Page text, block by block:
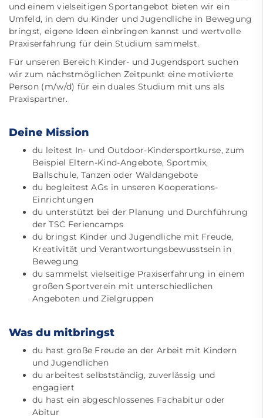
und einem vielseitigen Sportangebot bieten wir ein
Umfeld, in dem du Kinder und Jugendliche in Bewegung
bringst, eigene Ideen einbringen kannst und wertvolle
Praxiserfahrung für dein Studium sammelst.
Für unseren Bereich Kinder- und Jugendsport suchen
wir zum nächstmöglichen Zeitpunkt eine motivierte
Person (m/w/d) für ein duales Studium mit uns als
Praxispartner.
Deine Mission
du leitest In- und Outdoor-Kindersportkurse, zum
Beispiel Eltern-Kind-Angebote, Sportmix,
Ballschule, Tanzen oder Waldangebote
du begleitest AGs in unseren Kooperations-
Einrichtungen
du unterstützt bei der Planung und Durchführung
der TSC Feriencamps
du bringst Kinder und Jugendliche mit Freude,
Kreativität und Verantwortungsbewusstsein in
Bewegung
du sammelst vielseitige Praxiserfahrung in einem
großen Sportverein mit unterschiedlichen
Angeboten und Zielgruppen
Was du mitbringst
du hast große Freude an der Arbeit mit Kindern
und Jugendlichen
du arbeitest selbstständig, zuverlässig und
engagiert
du hast ein abgeschlossenes Fachabitur oder
Abitur